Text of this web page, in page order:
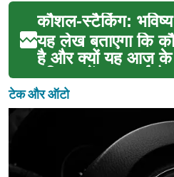
यह लेख बताएगा कि
है और क्यों यह आज के
परिदृश्य में महत्वपूर्ण
की ग...
टेक और ऑटो